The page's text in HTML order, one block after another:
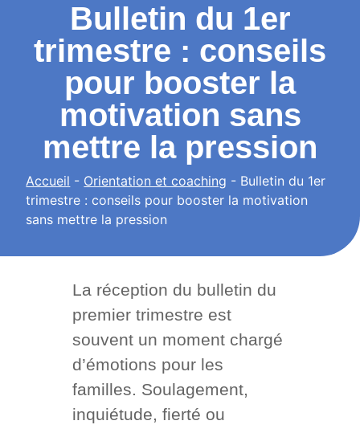
Bulletin du 1er
trimestre : conseils
pour booster la
motivation sans
mettre la pression
Accueil - Orientation et coaching - Bulletin du 1er
trimestre : conseils pour booster la motivation
sans mettre la pression
La réception du bulletin du
premier trimestre est
souvent un moment chargé
d’émotions pour les
familles. Soulagement,
inquiétude, fierté ou